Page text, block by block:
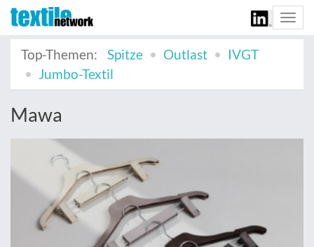
Top-Themen:
Spitze Outlast
IVGT
Jumbo-Textil
Mawa